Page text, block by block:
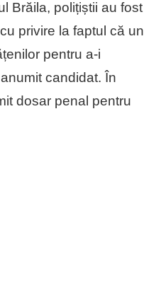
Brăila, polițiștii au fost
privire la faptul că un
pentru a-i
candidat. În
dosar penal pentru